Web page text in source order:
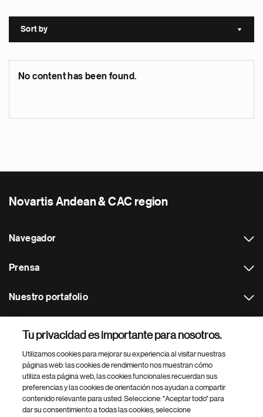
Sort by Sort
No content has been found.
Novartis Andean & CAC region
Navegador
Prensa
Nuestro portafolio
Footer Site Search
Tu privacidad es importante para nosotros.
Utilizamos cookies para mejorar su experiencia al visitar nuestras
páginas web: las cookies de rendimiento nos muestran cómo
utiliza esta página web, las cookies funcionales recuerdan sus
preferencias y las cookies de orientación nos ayudan a compartir
contenido relevante para usted. Seleccione: "Aceptar todo" para
dar su consentimiento a todas las cookies, seleccione